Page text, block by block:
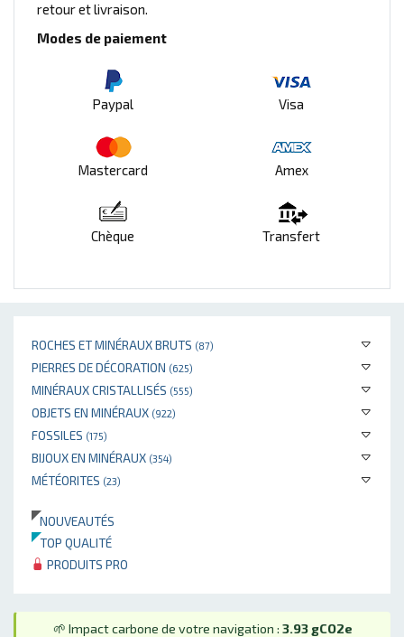
ROCHES ET MINÉRAUX BRUTS (87)
PIERRES DE DÉCORATION (625)
MINÉRAUX CRISTALLISÉS (555)
OBJETS EN MINÉRAUX (922)
FOSSILES (175)
BIJOUX EN MINÉRAUX (354)
MÉTÉORITES (23)
NOUVEAUTÉS
TOP QUALITÉ
PRODUITS PRO
🌱 Impact carbone de votre navigation : 3.93 gCO2e
retour et livraison.
Modes de paiement
Paypal Visa
Mastercard Amex
Chèque Transfert